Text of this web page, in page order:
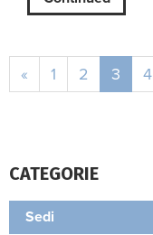
« 1 2 3 4
CATEGORIE
Sedi